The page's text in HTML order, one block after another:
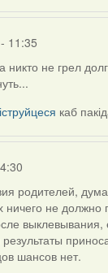
11:35
никто не грел
каб
родителей,
не должно
выклевывания,
шансов нет.